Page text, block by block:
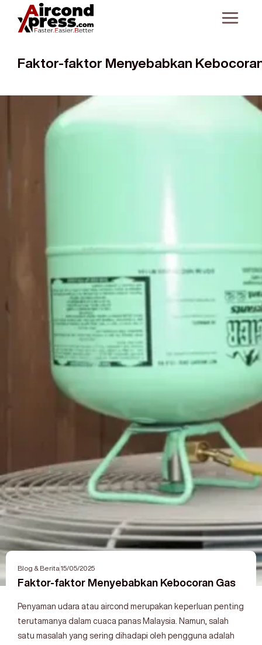
Faktor-faktor Menyebabkan
Blog & Berita 15/05/2025
Faktor-faktor Menyebabkan Kebocoran Gas
Penyaman udara atau aircond merupakan keperluan penting
terutamanya dalam cuaca panas Malaysia. Namun, salah
satu masalah yang sering dihadapi oleh pengguna adalah